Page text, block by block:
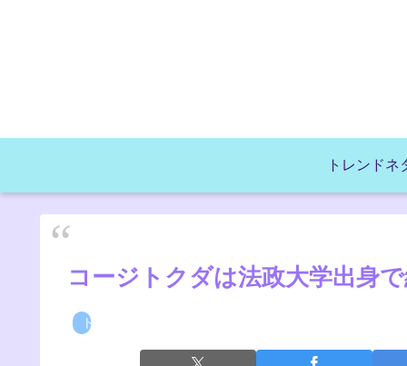
トレンドネ
コージトクダは法政大学出身
トレンドネタ